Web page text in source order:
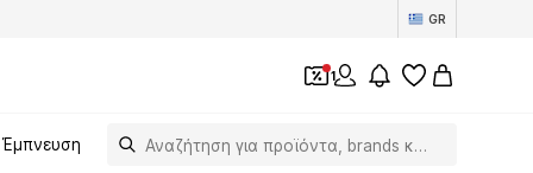
GR
1
Έμπνευση